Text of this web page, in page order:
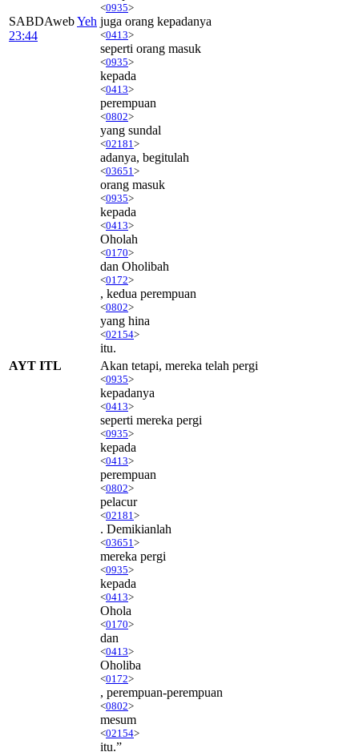
SABDAwebYeh
23:44
<0935>
juga orang kepadanya
<0413>
seperti orang masuk
<0935>
kepada
<0413>
perempuan
<0802>
yang sundal
<02181 >
adanya, begitulah
<03651 >
orang masuk
<0935>
kepada
<0413>
Oholah
<0170>
dan Oholibah
<0172>
, kedua perempuan
<0802>
yang hina
<02154>
itu.
AYT ITL
Akan tetapi, mereka telah pergi
<0935>
kepadanya
<0413>
seperti mereka pergi
<0935>
kepada
<0413>
perempuan
<0802>
pelacur
<02181 >
. Demikianlah
<03651 >
mereka pergi
<0935>
kepada
<0413>
Ohola
<0170>
dan
<0413>
Oholiba
<0172>
, perempuan-perempuan
<0802>
mesum
<02154>
itu.”